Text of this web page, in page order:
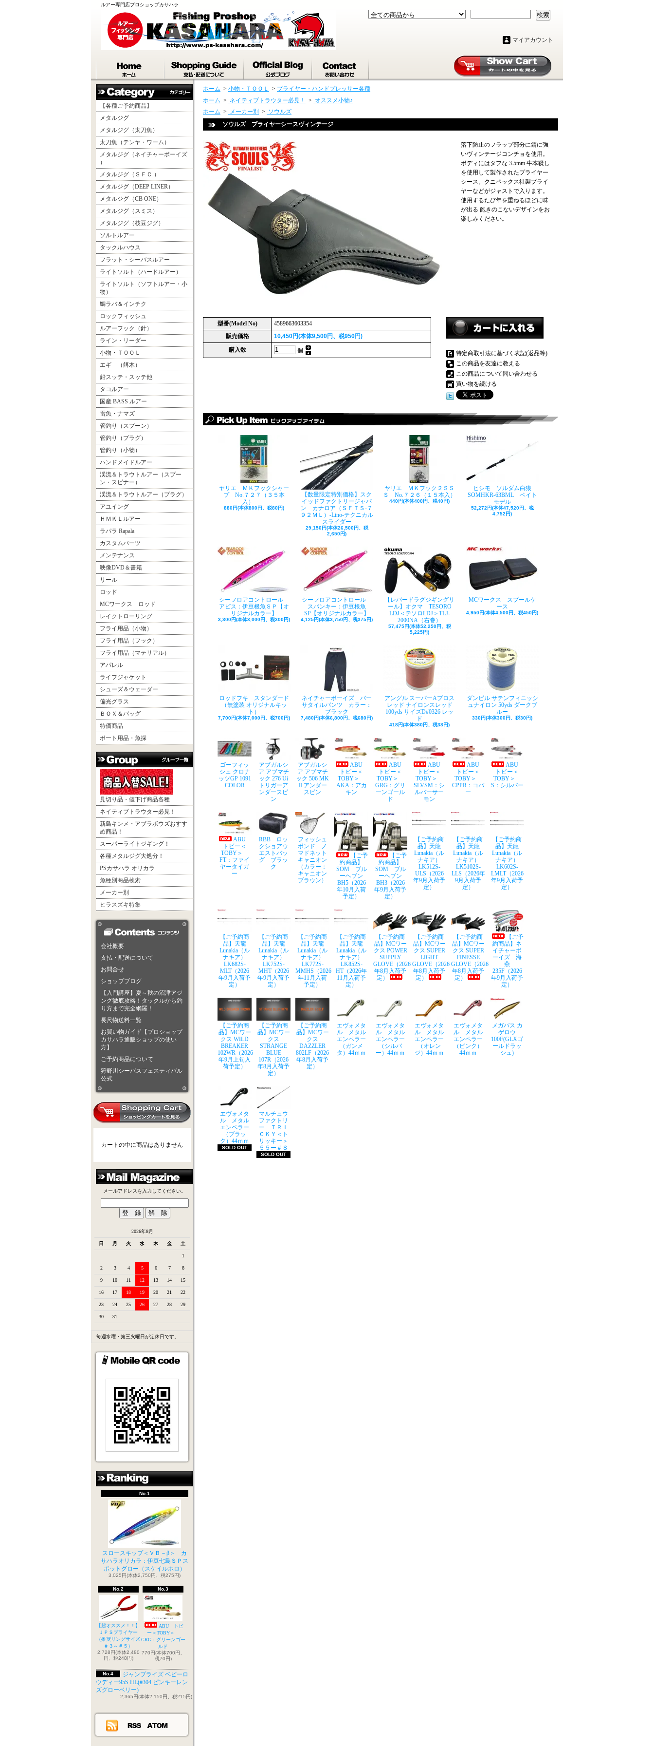
ルアー専門店プロショップカサハラ
検索
マイアカウント
【各種ご予約商品】
メタルジグ
メタルジグ（太刀魚）
太刀魚（テンヤ・ワーム）
メタルジグ（ネイチャーボーイズ
）
メタルジグ（ＳＦＣ ）
メタルジグ（DEEP LINER）
メタルジグ（CB ONE）
メタルジグ（スミス）
メタルジグ（枝豆ジグ）
ソルトルアー
タックルハウス
フラット・シーバスルアー
ライトソルト（ハードルアー）
ライトソルト（ソフトルアー・小
物）
鯛ラバ＆インチク
ロックフィッシュ
ルアーフック（針）
ライン・リーダー
小物・ＴＯＯＬ
エギ （餌木）
鉛スッテ・スッテ他
タコルアー
国産 BASS ルアー
雷魚・ナマズ
管釣り（スプーン）
管釣り（プラグ）
管釣り（小物）
ハンドメイドルアー
渓流＆トラウトルアー（スプー
ン・スピナー）
渓流＆トラウトルアー（プラグ）
アユイング
ＨＭＫＬルアー
ラパラ Rapala
カスタムパーツ
メンテナンス
映像DVD＆書籍
リール
ロッド
MCワークス ロッド
レイクトローリング
フライ用品（小物）
フライ用品（フック）
フライ用品（マテリアル）
アパレル
ライフジャケット
シューズ＆ウェーダー
偏光グラス
ＢＯＸ＆バッグ
特価商品
ボート用品・魚探
見切り品・値下げ商品各種
ネイティブトラウター必見！
新島キンメ・アブラボウズおすす
め商品！
スーパーライトジギング！
各種メタルジグ大処分！
PSカサハラ オリカラ
魚種別商品検索
メーカー別
ヒラスズキ特集
会社概要
支払・配送について
お問合せ
ショップブログ
【入門講座】夏～秋の沼津アジ
ング徹底攻略！タックルから釣
り方まで完全網羅！
長尺物送料一覧
お買い物ガイド【プロショップ
カサハラ通販ショップの使い
方】
ご予約商品について
狩野川シーバスフェスティバル
公式
カートの中に商品はありません
メールアドレスを入力してください。
2026年8月
日 月 火 水 木 金 土
1
2 3 4 5 6 7 8
9 10 11 12 13 14 15
16 17 18 19 20 21 22
23 24 25 26 27 28 29
30 31
毎週水曜・第三火曜日が定休日です。
No.1
スロースキップ＜ＶＢ－β＞ カ
サハラオリカラ：伊豆七島ＳＰス
ポットグロー（スケイルホロ）
3,025円(本体2,750円、税275円)
No.2
【超オススメ！！】
ＪＰＳプライヤー
（推奨リングサイズ
＃３～＃５）
2,728円(本体2,480
円、税248円)
No.3
ABU トビ
ー＜TOBY＞
GRG：グリーンゴー
ルド
770円(本体700円、
税70円)
No.4
ジャンプライズ ベビーロ
ウディー95S HL(#304 ピンキーレン
ズグローベリー)
2,365円(本体2,150円、税215円)
ホーム > 小物・ＴＯＯＬ > プライヤー・ハンドプレッサー各種
ホーム > ネイティブトラウター必見！ > オススメ小物♪
ホーム > メーカー別 > ソウルズ
ソウルズ プライヤーシースヴィンテージ
落下防止のフラップ部分に錆に強
いヴィンテージコンチョを使用。
ボディにはタフな 3.5mm 牛本鞣し
を使用して製作されたプライヤー
シース。クニペックス社製プライ
ヤーなどがジャストで入ります。
使用するたび年を重ねるほどに味
が出る 飽きのこないデザインをお
楽しみください。
型番(Model No)
4589663603354
販売価格
10,450円(本体9,500円、税950円)
購入数
個
特定商取引法に基づく表記(返品等)
この商品を友達に教える
この商品について問い合わせる
買い物を続ける
ヤリエ ＭＫフックシャー
プ No.７２７（３５本
入）
880円(本体800円、税80円)
【数量限定特別価格】スク
イッドファクトリージャパ
ン カナロア（ＳＦＴＳ-７
９２ＭＬ）-Lino-テクニカル
スライダー
29,150円(本体26,500円、税
2,650円)
ヤリエ ＭＫフック２ＳＳ
Ｓ No.７２６（１５本入）
440円(本体400円、税40円)
ヒシモ ソルダム白狼
SOMHKR-63BML ベイト
モデル
52,272円(本体47,520円、税
4,752円)
シーフロアコントロール
アビス：伊豆根魚ＳＰ【オ
リジナルカラー】
3,300円(本体3,000円、税300円)
シーフロアコントロール
スパンキー：伊豆根魚
SP【オリジナルカラー】
4,125円(本体3,750円、税375円)
【レバードラグジギングリ
ール】オクマ TESORO
LDJ＜テソロLDJ＞TLJ-
2000NA（右巻）
57,475円(本体52,250円、税
5,225円)
MCワークス スプールケ
ース
4,950円(本体4,500円、税450円)
ロッドフキ スタンダード
（無塗装 オリジナルキッ
ト）
7,700円(本体7,000円、税700円)
ネイチャーボーイズ バー
サタイルパンツ カラー：
ブラック
7,480円(本体6,800円、税680円)
アングル スーパーAプロス
レッド ナイロンスレッド
100yds サイズD#0326 レッ
ド
418円(本体380円、税38円)
ダンビル サテンフィニッシ
ュナイロン 50yds ダークブ
ルー
330円(本体300円、税30円)
ゴーフィッ
シュ クロナ
ッツGP 1091
COLOR
アブガルシ
ア アブマチ
ック 276 Ui
トリガーア
ンダースピ
ン
アブガルシ
ア アブマチ
ック 506 MK
II アンダー
スピン
ABU
トビー＜
TOBY＞
AKA：アカ
キン
ABU
トビー＜
TOBY＞
GRG：グリ
ーンゴール
ド
ABU
トビー＜
TOBY＞
SLVSM：シ
ルバーサー
モン
ABU
トビー＜
TOBY＞
CPPR：コパ
ー
ABU
トビー＜
TOBY＞
S：シルバー
ABU
トビー＜
TOBY＞
FT：ファイ
ヤータイガ
ー
RBB ロッ
クショアウ
エストバッ
グ ブラッ
ク
フィッシュ
ポンド ノ
マドネット
キャニオン
（カラー：
キャニオン
ブラウン）
【ご予
約商品】
SOM ブル
ーヘブン
BH5（2026
年10月入荷
予定）
【ご予
約商品】
SOM ブル
ーヘブン
BH3（2026
年9月入荷予
定）
【ご予約商
品】天龍
Lunakia（ル
ナキア）
LK512S-
ULS（2026
年9月入荷予
定）
【ご予約商
品】天龍
Lunakia（ル
ナキア）
LK5102S-
LLS（2026年
9月入荷予
定）
【ご予約商
品】天龍
Lunakia（ル
ナキア）
LK602S-
LMLT（2026
年9月入荷予
定）
【ご予約商
品】天龍
Lunakia（ル
ナキア）
LK682S-
MLT（2026
年9月入荷予
定）
【ご予約商
品】天龍
Lunakia（ル
ナキア）
LK752S-
MHT（2026
年9月入荷予
定）
【ご予約商
品】天龍
Lunakia（ル
ナキア）
LK772S-
MMHS（2026
年11月入荷
予定）
【ご予約商
品】天龍
Lunakia（ル
ナキア）
LK852S-
HT（2026年
11月入荷予
定）
【ご予約商
品】MCワー
クス POWER
SUPPLY
GLOVE（2026
年8月入荷予
定）
【ご予約商
品】MCワー
クス SUPER
LIGHT
GLOVE（2026
年8月入荷予
定）
【ご予約商
品】MCワー
クス SUPER
FINESSE
GLOVE（2026
年8月入荷予
定）
【ご予
約商品】ネ
イチャーボ
ーイズ 海
燕
235F（2026
年9月入荷予
定）
【ご予約商
品】MCワー
クス WILD
BREAKER
102WR（2026
年9月上旬入
荷予定）
【ご予約商
品】MCワー
クス
STRANGE
BLUE
107R（2026
年8月入荷予
定）
【ご予約商
品】MCワー
クス
DAZZLER
802LF（2026
年8月入荷予
定）
エヴォメタ
ル メタル
エンペラー
（ガンメ
タ）44ｍｍ
エヴォメタ
ル メタル
エンペラー
（シルバ
ー）44ｍｍ
エヴォメタ
ル メタル
エンペラー
（オレン
ジ）44ｍｍ
エヴォメタ
ル メタル
エンペラー
（ピンク）
44ｍｍ
メガバス カ
ゲロウ
100F(GLXゴ
ールドラッ
シュ)
エヴォメタ
ル メタル
エンペラー
（ブラッ
ク）44ｍｍ
SOLD OUT
マルチュウ
ファクトリ
ー ＴＲＩ
ＣＫＹ＜ト
リッキー＞
５５ー＃８
SOLD OUT